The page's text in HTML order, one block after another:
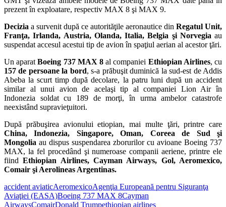
prezent în exploatare, respectiv MAX 8 şi MAX 9.
Decizia a survenit după ce autorităţile aeronautice din Regatul Unit,
Franţa, Irlanda, Austria, Olanda, Italia, Belgia şi Norvegia au
suspendat accesul acestui tip de avion în spaţiul aerian al acestor ţări.
Un aparatBoeing 737 MAX 8 al companiei Ethiopian Airlines, cu
157 de persoane la bord, s-a prăbuşit duminică la sud-est de Addis
Abeba la scurt timp după decolare, la patru luni după un accident
similar al unui avion de acelaşi tip al companiei Lion Air în
Indonezia soldat cu 189 de morţi, în urma ambelor catastrofe
neexistând supravieţuitori.
După prăbuşirea avionului etiopian, mai multe ţări, printre care
China, Indonezia, Singapore, Oman, Coreea de Sud şi
Mongolia au dispus suspendarea zborurilor cu avioane Boeing 737
MAX, la fel procedând şi numeroase companii aeriene, printre ele
fiindEthiopian Airlines, Cayman Airways, Gol, Aeromexico,
Comair şi Aerolineas Argentinas.
accident aviaticAeromexicoAgenţia Europeană pentru Siguranţa
Aviaţiei (EASA)Boeing 737 MAX 8Cayman
AirwaysComairDonald Trumpethiopian airlines